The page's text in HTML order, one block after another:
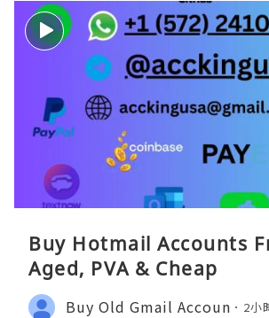
Buy Hotmail Accounts
Aged, PVA & Cheap
Buy Old Gmail Accoun 2小